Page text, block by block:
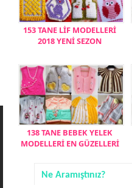
153 TANE LİF MODELLERİ
2018 YENİ SEZON
138 TANE BEBEK YELEK
MODELLERİ EN GÜZELLERİ